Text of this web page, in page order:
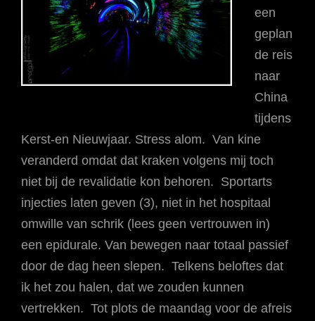
een
geplan
de reis
naar
China
tijdens
Kerst-en Nieuwjaar. Stress alom. Van kine
veranderd omdat dat kraken volgens mij toch
niet bij de revalidatie kon behoren. Sportarts
injecties laten geven (3), niet in het hospitaal
omwille van schrik (lees geen vertrouwen in)
een epidurale. Van bewegen naar totaal passief
door de dag heen slepen. Telkens beloftes dat
ik het zou halen, dat we zouden kunnen
vertrekken. Tot plots de maandag voor de afreis